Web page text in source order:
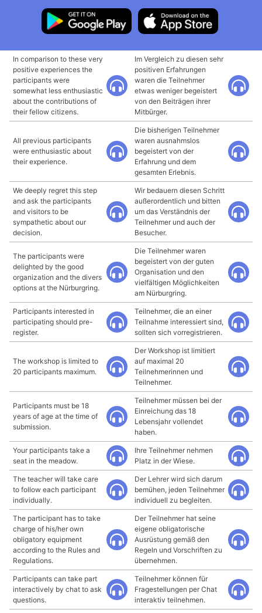
In comparison to these very
positive experiences the
participants were
somewhat less enthusiastic
about the contributions of
their fellow citizens.
Im Vergleich zu diesen sehr
positiven Erfahrungen
waren die Teilnehmer
etwas weniger begeistert
von den Beiträgen ihrer
Mitbürger.
All previous participants
were enthusiastic about
their experience.
Die bisherigen Teilnehmer
waren ausnahmslos
begeistert von der
Erfahrung und dem
gesamten Erlebnis.
We deeply regret this step
and ask the participants
and visitors to be
sympathetic about our
decision.
Wir bedauern diesen Schritt
außerordentlich und bitten
um das Verständnis der
Teilnehmer und auch der
Besucher.
The participants were
delighted by the good
organization and the divers
options at the Nürburgring.
Die Teilnehmer waren
begeistert von der guten
Organisation und den
vielfältigen Möglichkeiten
am Nürburgring.
Participants interested in
participating should pre-
register.
Teilnehmer, die an einer
Teilnahme interessiert sind,
sollten sich vorregistrieren.
The workshop is limited to
20 participants maximum.
Der Workshop ist limitiert
auf maximal 20
Teilnehmerinnen und
Teilnehmer.
Participants must be 18
years of age at the time of
submission.
Teilnehmer müssen bei der
Einreichung das 18
Lebensjahr vollendet
haben.
Your participants take a
seat in the meadow.
Ihre Teilnehmer nehmen
Platz in der Wiese.
The teacher will take care
to follow each participant
individually.
Der Lehrer wird sich darum
bemühen, jeden Teilnehmer
individuell zu begleiten.
The participant has to take
charge of his/her own
obligatory equipment
according to the Rules and
Regulations.
Der Teilnehmer hat seine
eigene obligatorische
Ausrüstung gemäß den
Regeln und Vorschriften zu
übernehmen.
Participants can take part
interactively by chat to ask
questions.
Teilnehmer können für
Fragestellungen per Chat
interaktiv teilnehmen.